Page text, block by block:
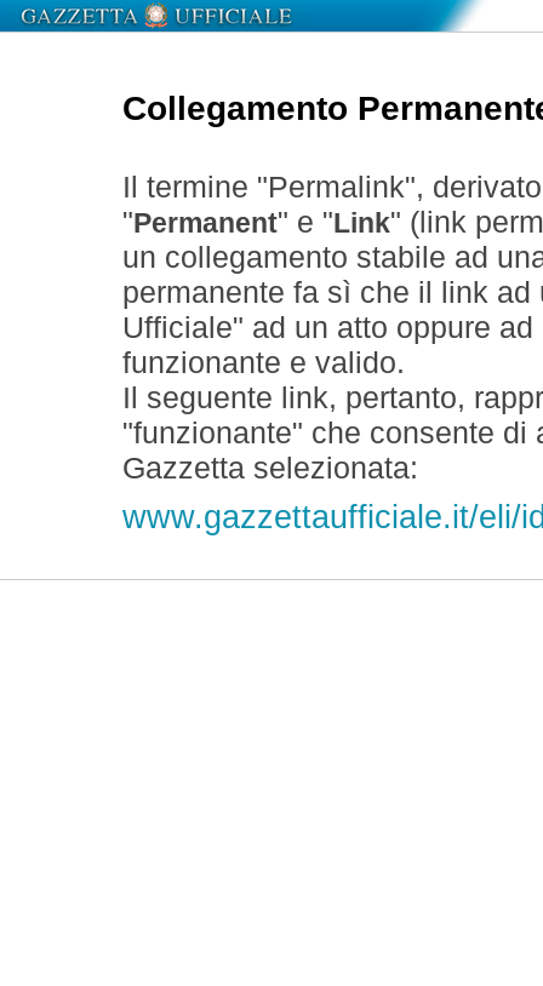
Collegamento
Il termine "Permalink",
" Permanent" e " Link" (link
un collegamento stabile ad
permanente fa sì che il link
Ufficiale" ad un atto oppure
funzionante e valido.
Il seguente link, pertanto,
"funzionante" che consente
Gazzetta selezionata:
www.gazzettaufficiale.it/eli/